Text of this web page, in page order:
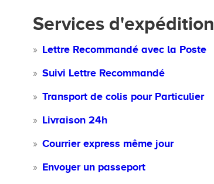
Services d'expédition
Lettre Recommandé avec la Poste
Suivi Lettre Recommandé
Transport de colis pour Particulier
Livraison 24h
Courrier express même jour
Envoyer un passeport